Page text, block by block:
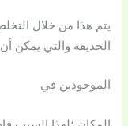
يتم هذا من خلال
الحديقة والتي يمكن
الموجودين في